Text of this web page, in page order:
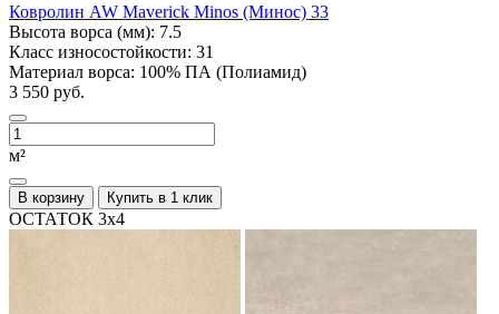
Ковролин AW Maverick Minos (Минос) 33
Высота ворса (мм): 7.5
Класс износостойкости: 31
Материал ворса: 100% ПА (Полиамид)
3 550 руб.
м²
В корзину Купить в 1 клик
ОСТАТОК 3х4